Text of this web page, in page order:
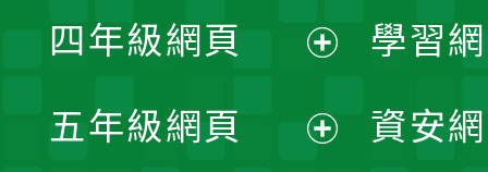
單
選
單
開
選
四年級網頁
開
五年級網頁
學習
資安